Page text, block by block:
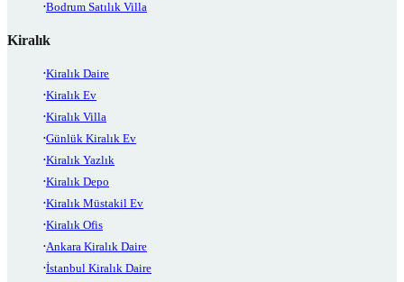
Bodrum Satılık Villa
Kiralık
Kiralık Daire
Kiralık Ev
Kiralık Villa
Günlük Kiralık Ev
Kiralık Yazlık
Kiralık Depo
Kiralık Müstakil Ev
Kiralık Ofis
Ankara Kiralık Daire
İstanbul Kiralık Daire